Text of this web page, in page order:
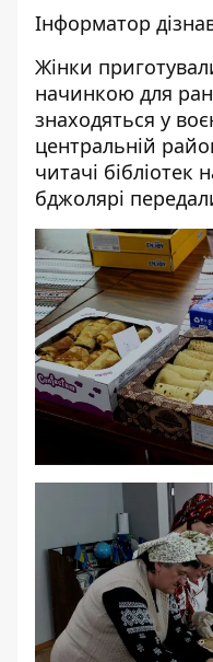
Інформатор
Жінки
начинкою для
знаходяться у
центральній
читачі бібліотек
бджолярі